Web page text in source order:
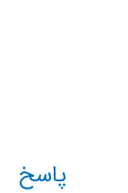
پاسخ